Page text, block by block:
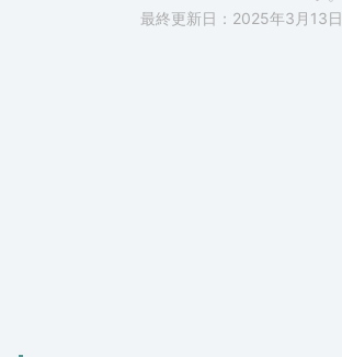
最終更新日：2025年3月13日